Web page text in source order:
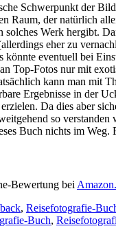
Schwerpunkt der
Raum, der natürlich
solches Werk hergibt.
eher zu
könnte eventuell bei
Top-Fotos nur mit
kann man mit
Ergebnisse in der
Da dies aber
so verstanden
Buch nichts im Weg.
Bewertung bei
, Reisefotografie-
Buch,